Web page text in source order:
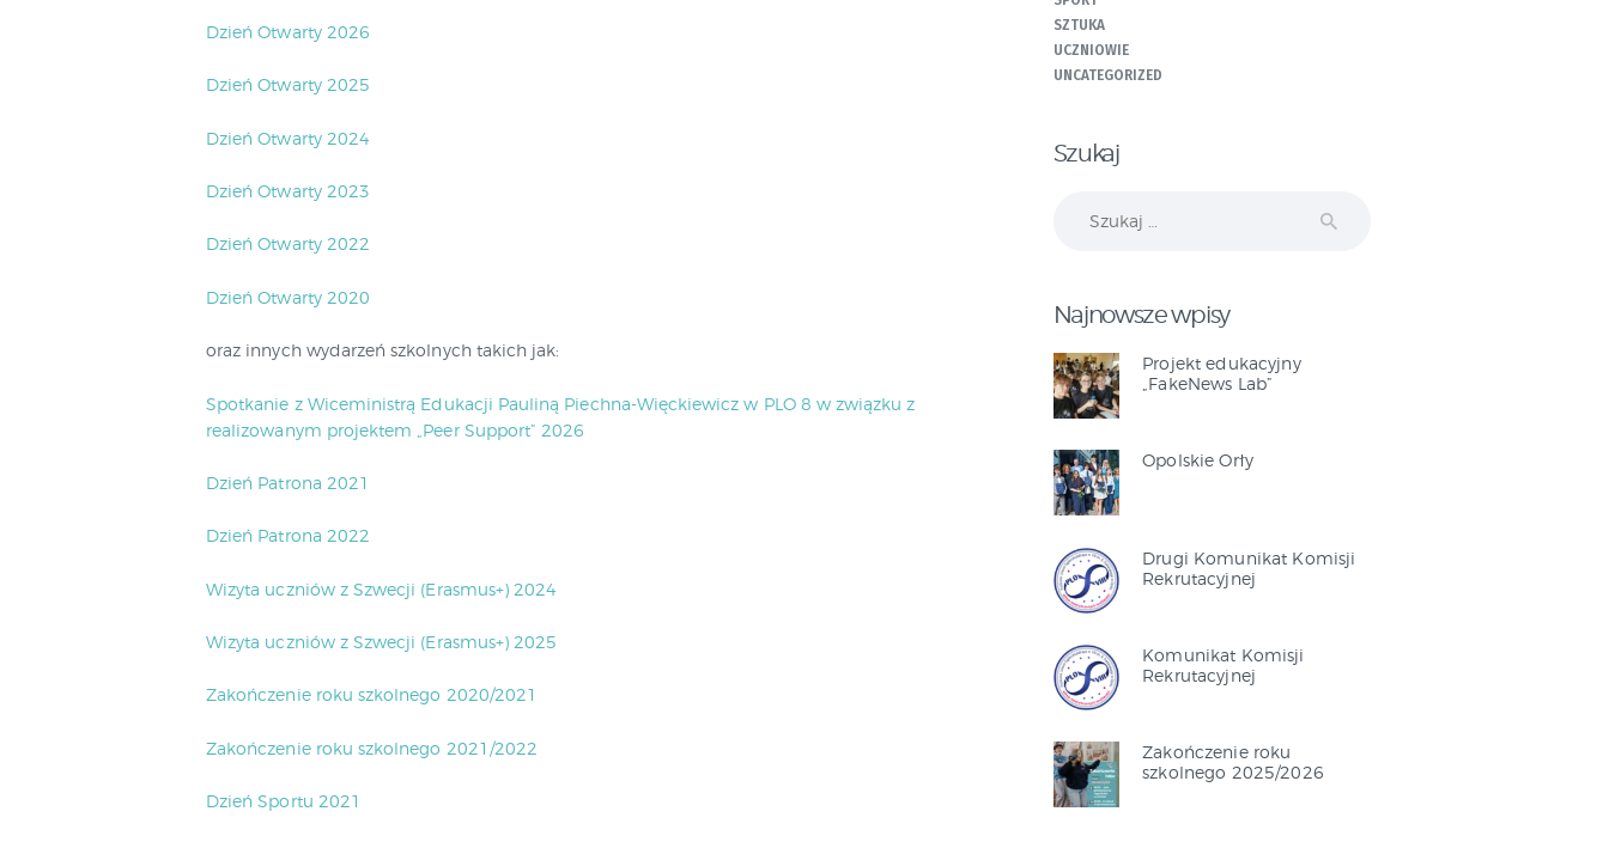
Dzień Otwarty 2026
Dzień Otwarty 2025
Dzień Otwarty 2024
Dzień Otwarty 2023
Dzień Otwarty 2022
Dzień Otwarty 2020
oraz innych wydarzeń szkolnych takich jak:
Spotkanie z Wiceministrą Edukacji Pauliną Piechna-Więckiewicz w PLO 8 w związku z
realizowanym projektem „Peer Support” 2026
Dzień Patrona 2021
Dzień Patrona 2022
Wizyta uczniów z Szwecji (Erasmus+) 2024
Wizyta uczniów z Szwecji (Erasmus+) 2025
Zakończenie roku szkolnego 2020/2021
Zakończenie roku szkolnego 2021/2022
Dzień Sportu 2021
SZTUKA
UCZNIOWIE
UNCATEGORIZED
Szukaj
Najnowsze wpisy
Projekt edukacyjny
„FakeNews Lab”
Opolskie Orły
Drugi Komunikat Komisji
Rekrutacyjnej
Komunikat Komisji
Rekrutacyjnej
Zakończenie roku
szkolnego 2025/2026